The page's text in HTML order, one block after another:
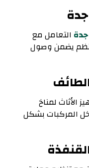
التعامل مع
يضمن وصول
الأثاث لمناخ
المركبات بشكل